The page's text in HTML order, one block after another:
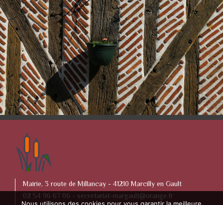
Mairie, 3 route de Millancay - 41210 Marcilly en Gault
02 54 96 67 06 - secretariat-margault@orange.fr